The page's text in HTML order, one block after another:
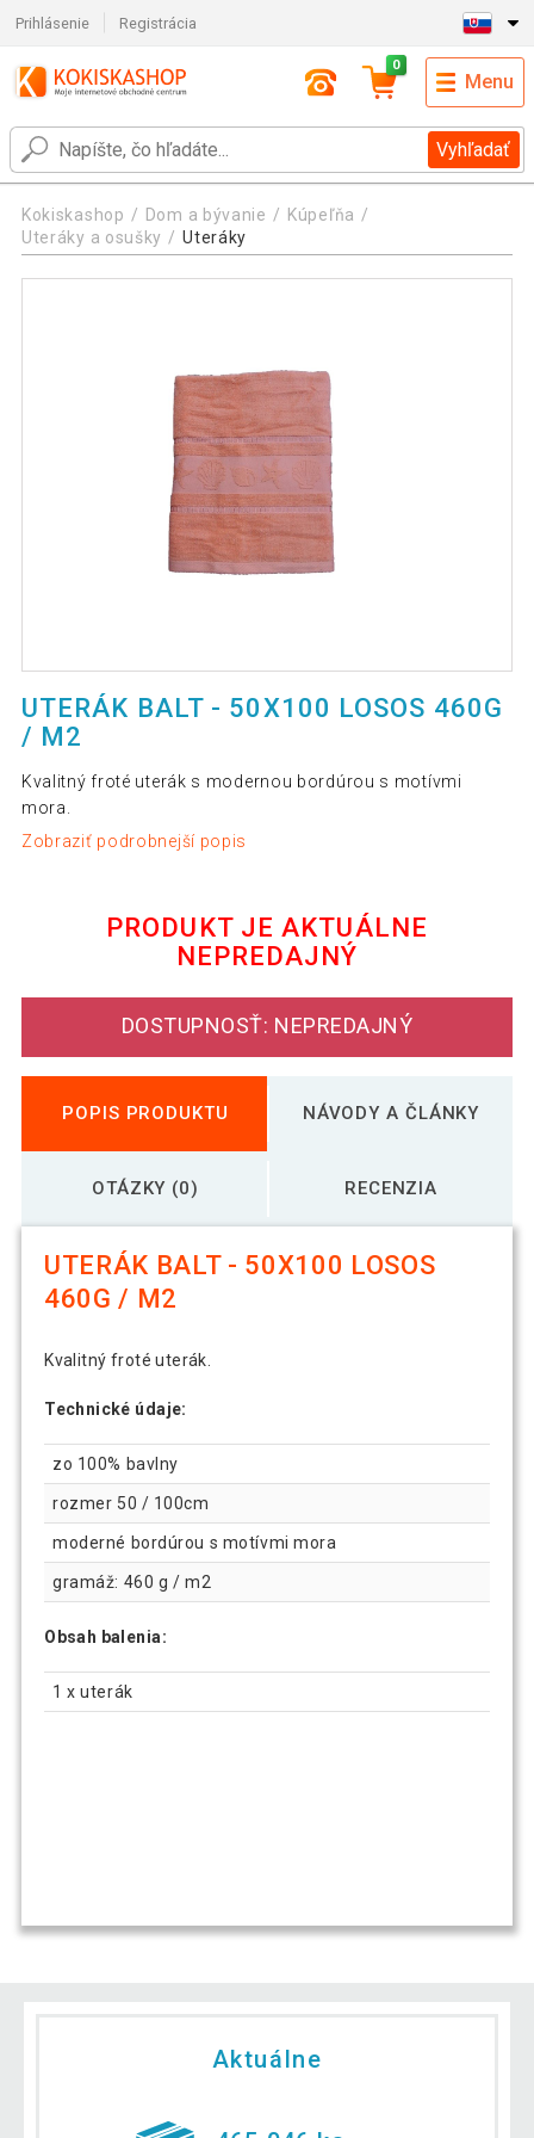
Prihlásenie Registrácia
Vyhľadať
0
Menu
Kokiskashop Dom a bývanie
Kúpeľňa
Uteráky a osušky
Uteráky
UTERÁK BALT - 50X100 LOSOS 460G
/ M2
Kvalitný froté uterák s modernou bordúrou s motívmi
mora.
Zobraziť podrobnejší popis
PRODUKT JE AKTUÁLNE
NEPREDAJNÝ
DOSTUPNOSŤ: NEPREDAJNÝ
POPIS PRODUKTU NÁVODY A ČLÁNKY
OTÁZKY (0) RECENZIA
UTERÁK BALT - 50X100 LOSOS
460G / M2
Kvalitný froté uterák.
Technické údaje:
zo 100% bavlny
rozmer 50 / 100cm
moderné bordúrou s motívmi mora
gramáž: 460 g / m2
Obsah balenia:
1 x uterák
Aktuálne